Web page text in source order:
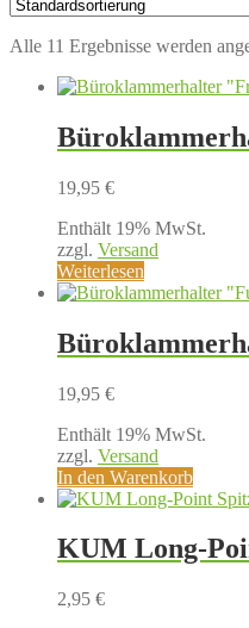
Alle 11 Ergebnisse werden
19,95 €
Enthält 19% MwSt.
zzgl. Versand
Weiterlesen
19,95 €
Enthält 19% MwSt.
zzgl. Versand
In den Warenkorb
KUM Long-
2,95 €